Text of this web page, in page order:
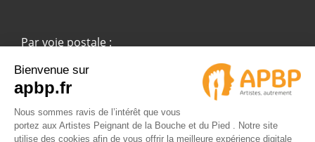
Par voie postale :
APBP
37 route Ecospace - Molsheim
67955 Strasbourg Cedex 9